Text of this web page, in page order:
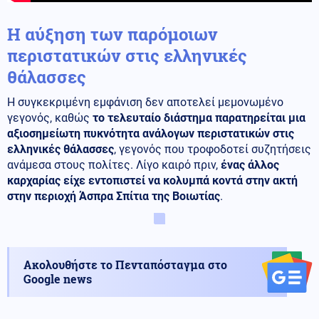
Η αύξηση των παρόμοιων
περιστατικών στις ελληνικές
θάλασσες
Η συγκεκριμένη εμφάνιση δεν αποτελεί μεμονωμένο
γεγονός, καθώς το τελευταίο διάστημα παρατηρείται μια
αξιοσημείωτη πυκνότητα ανάλογων περιστατικών στις
ελληνικές θάλασσες, γεγονός που τροφοδοτεί συζητήσεις
ανάμεσα στους πολίτες. Λίγο καιρό πριν, ένας άλλος
καρχαρίας είχε εντοπιστεί να κολυμπά κοντά στην ακτή
στην περιοχή Άσπρα Σπίτια της Βοιωτίας.
Ακολουθήστε το Πενταπόσταγμα στο
Google news